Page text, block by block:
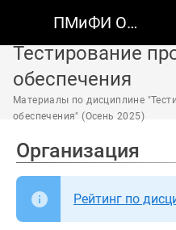
ПМиФИ ОмГТУ
Тестирование
обеспечения
Материалы по дисциплине
обеспечения" (Осень 2025)
Организация
Рейтинг по